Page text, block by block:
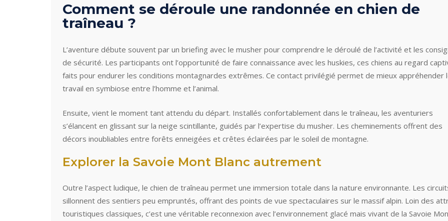
Comment se déroule une randonnée en chien de
traîneau ?
L’aventure débute souvent par un briefing avec le musher pour comprendre le déroulé de l’activité et les
de sécurité. Les participants ont l’opportunité de faire connaissance avec les huskies, ces chiens au regard
faits pour endurer les conditions montagnardes extrêmes. Ce contact privilégié permet de mieux appréhender
travail en symbiose entre l’homme et l’animal.
Ensuite, vient le moment tant attendu du départ. Installés confortablement dans le traîneau, les aventuriers
s’élancent en glissant sur la neige scintillante, guidés par l’expertise du musher. Les cheminements offrent des
décors inoubliables entre forêts enneigées et crêtes éclairées par le soleil de montagne.
Explorer la Savoie Mont Blanc autrement
Outre l’aspect ludique, le chien de traîneau permet une immersion totale dans la nature environnante. Les
sillonnent des sentiers peu empruntés, offrant des points de vue spectaculaires sur le massif alpin. Loin des
touristiques classiques, c’est une véritable reconnexion avec l’environnement glacé mais vivant de la Savoie